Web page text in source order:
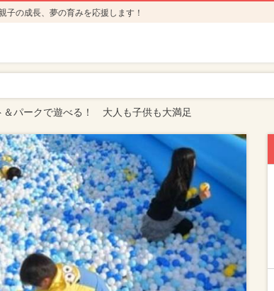
子の成長、夢の育みを応援します！
＆パークで遊べる！ 大人も子供も大満足